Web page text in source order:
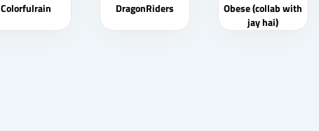
Colorfulrain DragonRiders
Obese (collab with
jay hai)